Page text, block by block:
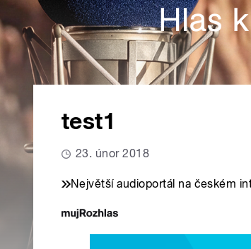
test1
23. únor 2018
Největší audioportál na českém